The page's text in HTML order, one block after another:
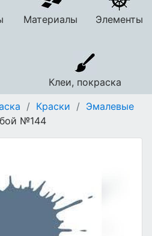
Материалы Элементы
Клеи, покраска
/ Краски / Эмалевые
№144